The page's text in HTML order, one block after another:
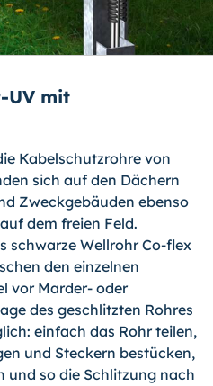
UV mit
Kabelschutzrohre von
sich auf den Dächern
Zweckgebäuden ebenso
dem freien Feld.
schwarze Wellrohr Co-flex
den einzelnen
vor Marder- oder
des geschlitzten Rohres
einfach das Rohr teilen,
und Steckern bestücken,
und so die Schlitzung nach